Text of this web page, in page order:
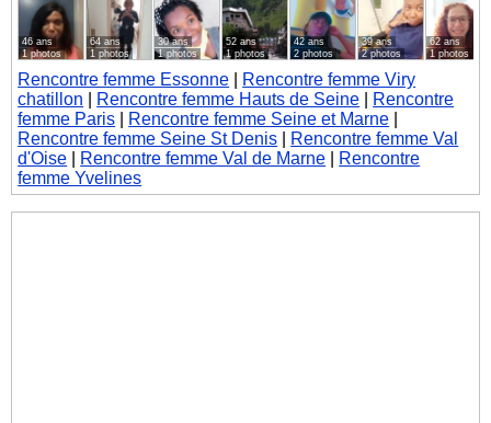
46 ans
1 photos
64 ans
1 photos
30 ans
1 photos
52 ans
1 photos
42 ans
2 photos
39 ans
2 photos
62 ans
1 photos
Rencontre femme Essonne
Rencontre femme Viry
chatillon
Rencontre femme Hauts de Seine
Rencontre
femme Paris
Rencontre femme Seine et Marne
Rencontre femme Seine St Denis
Rencontre femme Val
d'Oise
Rencontre femme Val de Marne
Rencontre
femme Yvelines